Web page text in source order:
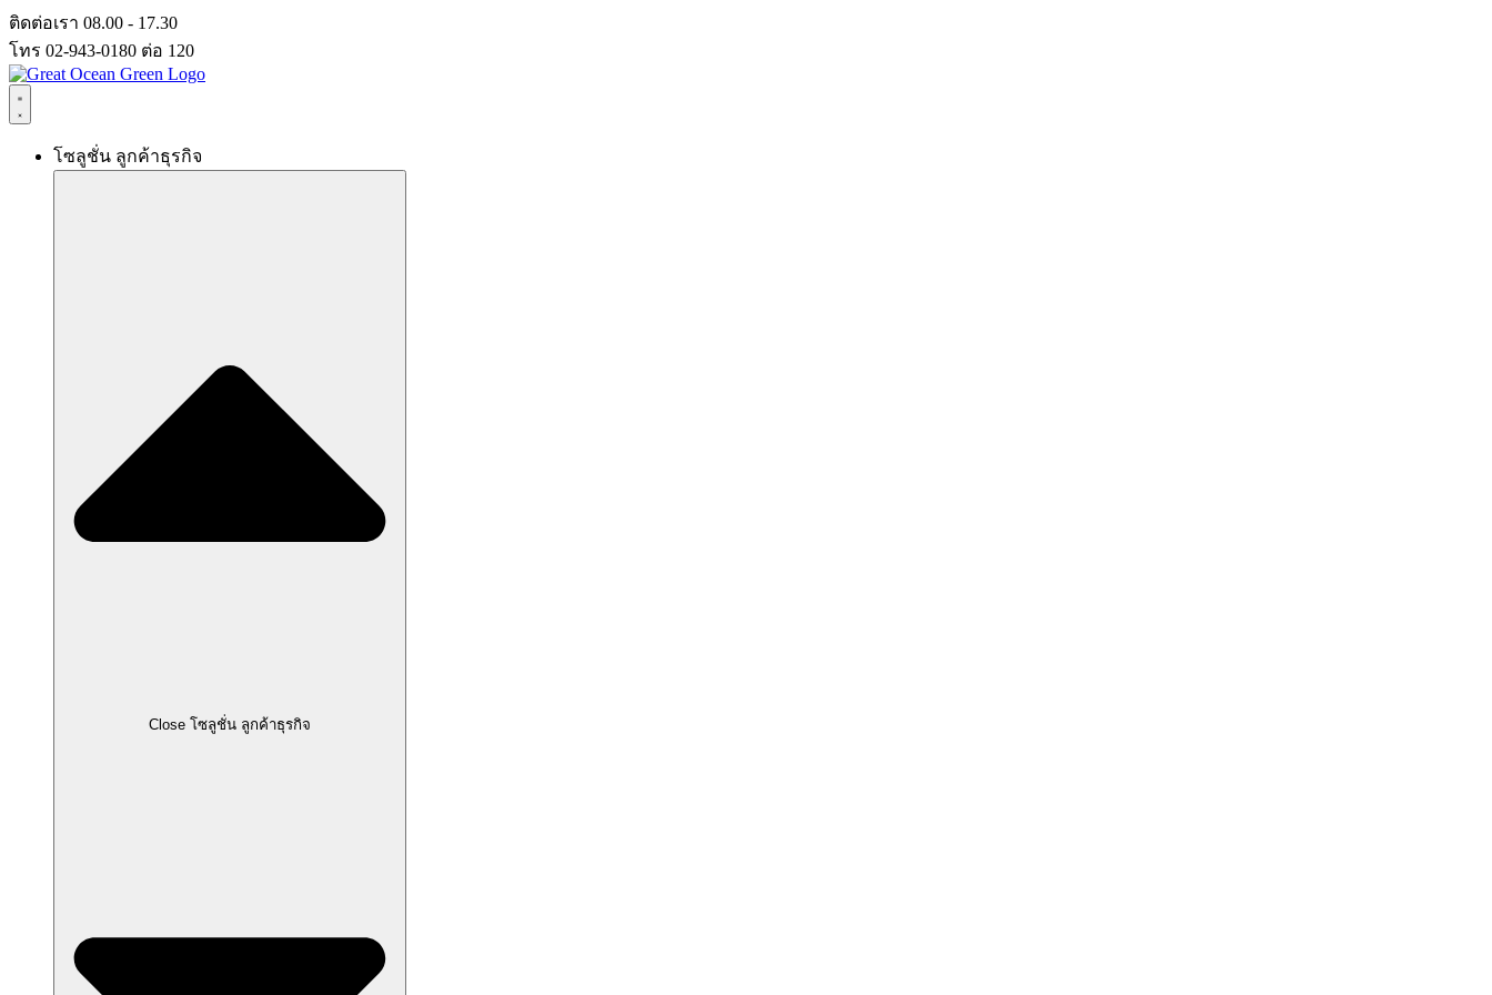
Skip
to
content
ติดต่อเรา 08.00 - 17.30
โทร 02-943-0180 ต่อ 120
โซลูชั่น ลูกค้าธุรกิจ
Close โซลูชั่น ลูกค้าธุรกิจ